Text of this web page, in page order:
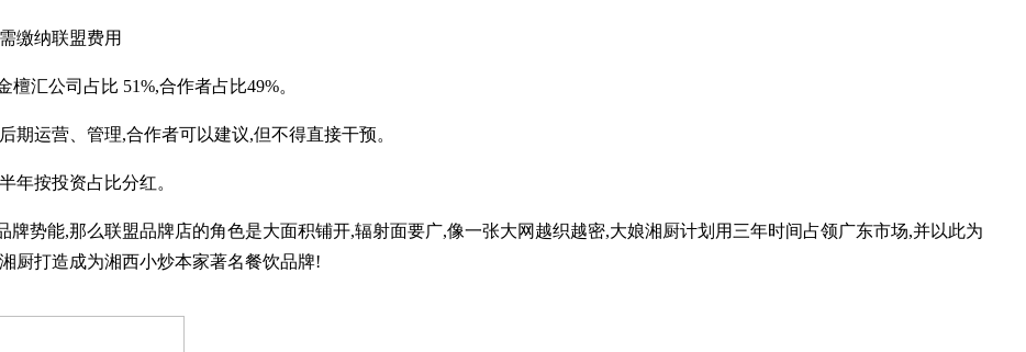
缴纳联盟费用
汇公司占比 51%,合作者占比49%。
运营、管理,合作者可以建议,但不得直接干预。
按投资占比分红。
能,那么联盟品牌店的角色是大面积铺开,辐射面要广,像一张大网越织越密,大娘湘厨计划用三年时间占领广东市场,并以此为
厨打造成为湘西小炒本家著名餐饮品牌!